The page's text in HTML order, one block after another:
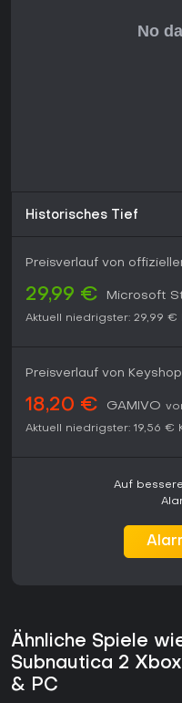
Voice-Chat und
bereits ein lohnendes
Subnautica 2 bietet einen
deutliches Wachstum.
Historisches Tief
Preisverlauf von
29,99 € Microsoft
Aktuell niedrigster: 29,99 €
Preisverlauf von
18,20 € GAMIVO
Aktuell niedrigster: 19,56 €
Auf
Ähnliche Spiele
Subnautica 2
& PC